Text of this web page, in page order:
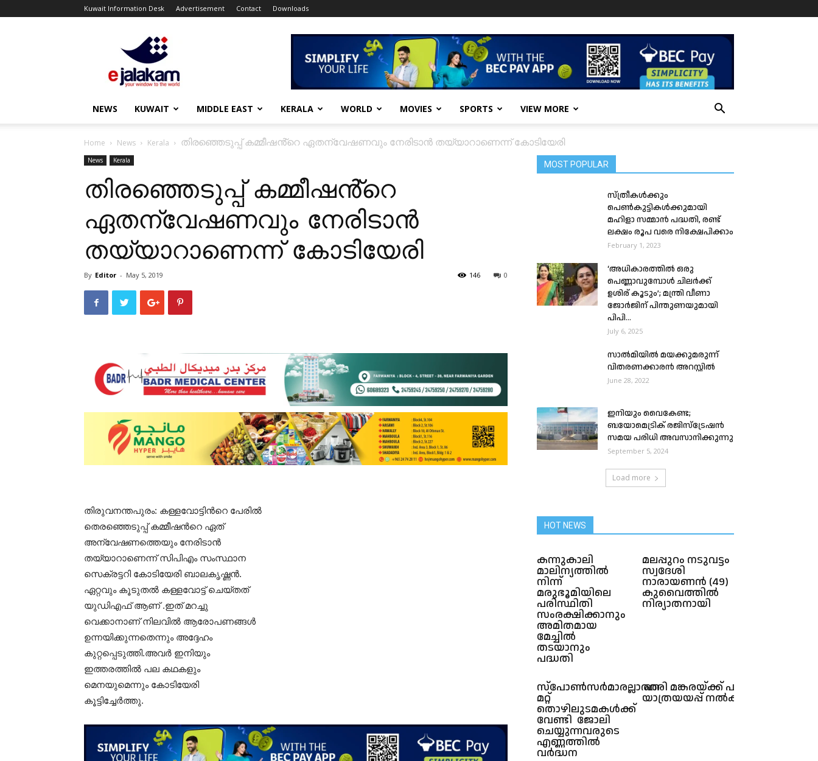
Kuwait Information Desk Advertisement Contact Downloads
ejalakam
NEWS KUWAIT MIDDLE EAST KERALA WORLD MOVIES SPORTS VIEW MORE
Home News Kerala തിരഞ്ഞെടുപ്പ് കമ്മീഷൻ്റെ ഏതന്വേഷണവും നേരിടാൻ തയ്യാറാണെന്ന് കോടിയേരി
News Kerala
തിരഞ്ഞെടുപ്പ് കമ്മീഷൻ്റെ
ഏതന്വേഷണവും നേരിടാൻ
തയ്യാറാണെന്ന് കോടിയേരി
By Editor - May 5, 2019 0
146
തിരുവനന്തപുരം: കള്ളവോട്ടിന്‍റെ പേരിൽ
തെരഞ്ഞെടുപ്പ് കമ്മീഷന്‍റെ ഏത്
അന്വേഷണത്തെയും നേരിടാൻ
തയ്യാറാണെന്ന് സിപിഎം സംസ്ഥാന
സെക്രട്ടറി കോടിയേരി ബാലകൃഷ്ണൻ.
ഏറ്റവും കൂടുതൽ കള്ളവോട്ട് ചെയ്തത്
യുഡിഎഫ് ആണ് .ഇത് മറച്ചു
വെക്കാനാണ് നിലവിൽ ആരോപണങ്ങൾ
ഉന്നയിക്കുന്നതെന്നും അദ്ദേഹം
കുറ്റപ്പെടുത്തി.അവർ ഇനിയും
ഇത്തരത്തിൽ പല കഥകളും
മെനയുമെന്നും കോടിയേരി
കൂട്ടിച്ചേർത്തു.
MOST POPULAR
സ്ത്രീകൾക്കും
പെണ്‍കുട്ടികള്‍ക്കുമായി
മഹിളാ സമ്മാന്‍ പദ്ധതി, രണ്ട്
ലക്ഷം രൂപ വരെ നിക്ഷേപിക്കാം
February 1, 2023
‘അധികാരത്തിൽ ഒരു
പെണ്ണാവുമ്പോൾ ചിലർക്ക്
ഉശിര് കൂടും’; മന്ത്രി വീണാ
ജോർജിന് പിന്തുണയുമായി
പിപി...
July 6, 2025
സാൽമിയിൽ മയക്കുമരുന്ന്
വിതരണക്കാരൻ അറസ്റ്റിൽ
June 28, 2022
ഇനിയും വൈകേണ്ട;
ബയോമെട്രിക് രജിസ്ട്രേഷൻ
സമയ പരിധി അവസാനിക്കുന്നു
September 5, 2024
Load more
HOT NEWS
കന്നുകാലി
മാലിന്യത്തിൽ
നിന്ന്
മരുഭൂമിയിലെ
പരിസ്ഥിതി
സംരക്ഷിക്കാനും
അമിതമായ
മേച്ചിൽ
തടയാനും
പദ്ധതി
മലപ്പുറം നടുവട്ടം
സ്വദേശി
നാരായണൻ (49)
കുവൈത്തിൽ
നിര്യാതനായി
സ്പോൺസർമാരല്ലാത്ത
മറ്റ്
തൊഴിലുടമകൾക്ക്
വേണ്ടി ജോലി
ചെയ്യുന്നവരുടെ
എണ്ണത്തിൽ
വർദ്ധന
ഹരി മങ്കരയ്ക്ക് പൽപക്
യാത്രയയപ്പ് നൽകി